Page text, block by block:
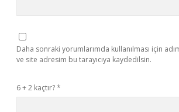
Daha sonraki yorumlarımda kullanılması için
ve site adresim bu tarayıcıya kaydedilsin.
6 + 2 kaçtır?*